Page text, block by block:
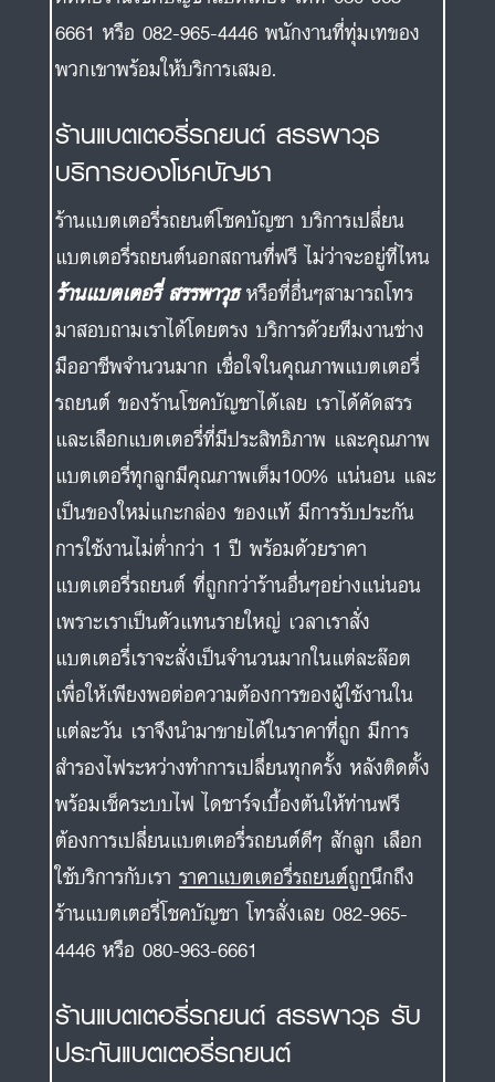
6661 หรือ 082-965-4446 พนักงานที่ทุ่มเทของ
พวกเขาพร้อมให้บริการเสมอ.
ร้านแบตเตอรี่รถยนต์ สรรพาวุธ
บริการของโชคบัญชา
ร้านแบตเตอรี่รถยนต์โชคบัญชา บริการเปลี่ยน
แบตเตอรี่รถยนต์นอกสถานที่ฟรี ไม่ว่าจะอยู่ที่ไหน
ร้านแบตเตอรี่ สรรพาวุธหรือที่อื่นๆสามารถโทร
มาสอบถามเราได้โดยตรง บริการด้วยทีมงานช่าง
มืออาชีพจำนวนมาก เชื่อใจในคุณภาพแบตเตอรี่
รถยนต์ ของร้านโชคบัญชาได้เลย เราได้คัดสรร
และเลือกแบตเตอรี่ที่มีประสิทธิภาพ และคุณภาพ
แบตเตอรี่ทุกลูกมีคุณภาพเต็ม100% แน่นอน และ
เป็นของใหม่แกะกล่อง ของแท้ มีการรับประกัน
การใช้งานไม่ต่ำกว่า 1 ปี พร้อมด้วยราคา
แบตเตอรี่รถยนต์ ที่ถูกกว่าร้านอื่นๆอย่างแน่นอน
เพราะเราเป็นตัวแทนรายใหญ่ เวลาเราสั่ง
แบตเตอรี่เราจะสั่งเป็นจำนวนมากในแต่ละล๊อต
เพื่อให้เพียงพอต่อความต้องการของผู้ใช้งานใน
แต่ละวัน เราจึงนำมาขายได้ในราคาที่ถูก มีการ
สำรองไฟระหว่างทำการเปลี่ยนทุกครั้ง หลังติดตั้ง
พร้อมเช็คระบบไฟ ไดชาร์จเบื้องต้นให้ท่านฟรี
ต้องการเปลี่ยนแบตเตอรี่รถยนต์ดีๆ สักลูก เลือก
ใช้บริการกับเราราคาแบตเตอรี่รถยนต์ถูกนึกถึง
ร้านแบตเตอรี่โชคบัญชา โทรสั่งเลย 082-965-
4446 หรือ 080-963-6661
ร้านแบตเตอรี่รถยนต์ สรรพาวุธ รับ
ประกันแบตเตอรี่รถยนต์